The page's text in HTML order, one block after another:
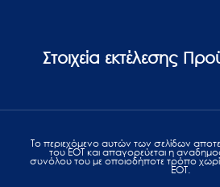
Στοιχεία εκτέλεσης
Το περιεχόμενο αυτών των σελίδων
του ΕΟΤ και απαγορεύεται η
συνόλου του με οποιοδήποτε τρόπο
ΕΟΤ.